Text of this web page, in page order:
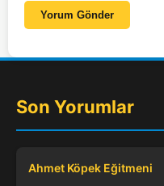
Yorum Gönder
Son Yorumlar
Ahmet Köpek Eğitmeni